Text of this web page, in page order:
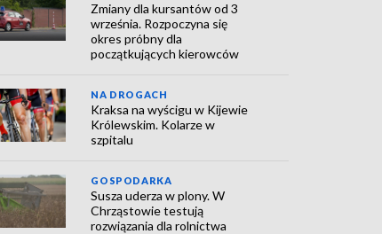
Zmiany dla kursantów od 3
września. Rozpoczyna się
okres próbny dla
początkujących kierowców
NA DROGACH
Kraksa na wyścigu w Kijewie
Królewskim. Kolarze w
szpitalu
GOSPODARKA
Susza uderza w plony. W
Chrząstowie testują
rozwiązania dla rolnictwa